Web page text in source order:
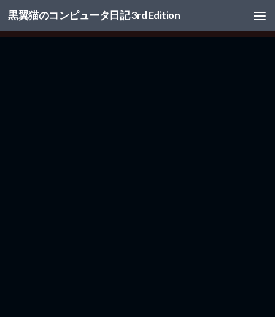
コンテンツへスキップ
黒翼猫のコンピュータ日記 3rd Edition